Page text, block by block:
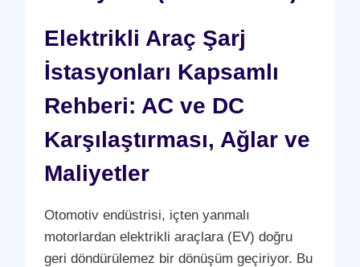
Elektrikli Araç Şarj
İstasyonları Kapsamlı
Rehberi: AC ve DC
Karşılaştırması, Ağlar ve
Maliyetler
Otomotiv endüstrisi, içten yanmalı
motorlardan elektrikli araçlara (EV) doğru
geri döndürülemez bir dönüşüm geçiriyor. Bu